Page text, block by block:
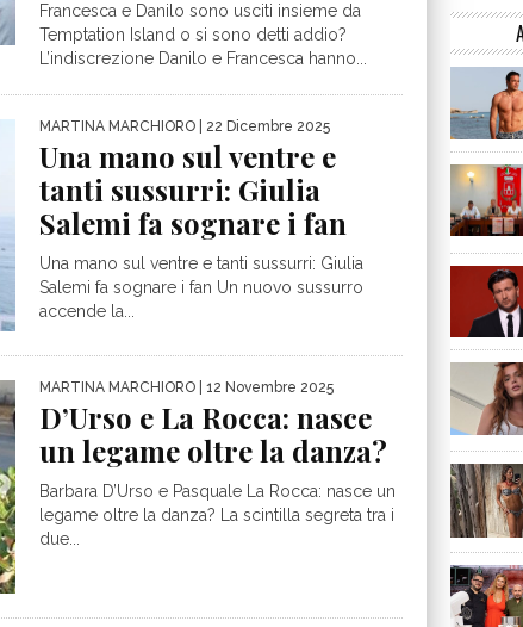
Francesca e Danilo sono usciti insieme da
Temptation Island o si sono detti addio?
L’indiscrezione Danilo e Francesca hanno...
MARTINA MARCHIORO | 22 Dicembre 2025
Una mano sul ventre e
tanti sussurri: Giulia
Salemi fa sognare i fan
Una mano sul ventre e tanti sussurri: Giulia
Salemi fa sognare i fan Un nuovo sussurro
accende la...
MARTINA MARCHIORO | 12 Novembre 2025
D’Urso e La Rocca: nasce
un legame oltre la danza?
Barbara D’Urso e Pasquale La Rocca: nasce un
legame oltre la danza? La scintilla segreta tra i
due...